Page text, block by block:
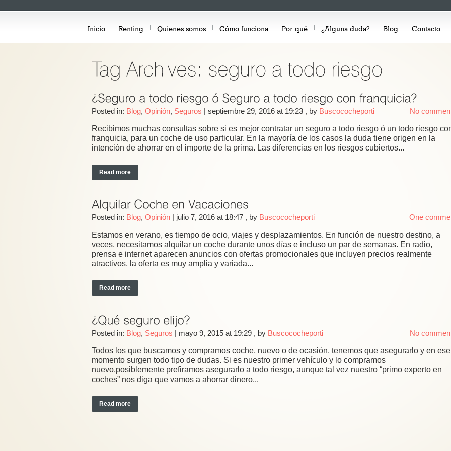
Inicio Renting Quienes somos Cómo funciona Por qué ¿Alguna duda? Blog Contacto
Posted in: Blog, Opinión, Seguros septiembre 29, 2016 at 19:23 , by Buscococheporti No
Recibimos muchas consultas sobre si es mejor contratar un seguro a todo riesgo ó un todo riesgo
franquicia, para un coche de uso particular. En la mayoría de los casos la duda tiene origen en la
intención de ahorrar en el importe de la prima. Las diferencias en los riesgos cubiertos...
Read more
Posted in: Blog, Opinión julio 7, 2016 at 18:47 , by Buscococheporti One
Estamos en verano, es tiempo de ocio, viajes y desplazamientos. En función de nuestro destino, a
veces, necesitamos alquilar un coche durante unos días e incluso un par de semanas. En radio,
prensa e internet aparecen anuncios con ofertas promocionales que incluyen precios realmente
atractivos, la oferta es muy amplia y variada...
Read more
Posted in: Blog, Seguros mayo 9, 2015 at 19:29 , by Buscococheporti No
Todos los que buscamos y compramos coche, nuevo o de ocasión, tenemos que asegurarlo y en ese
momento surgen todo tipo de dudas. Si es nuestro primer vehículo y lo compramos
nuevo,posiblemente prefiramos asegurarlo a todo riesgo, aunque tal vez nuestro “primo experto en
coches” nos diga que vamos a ahorrar dinero...
Read more